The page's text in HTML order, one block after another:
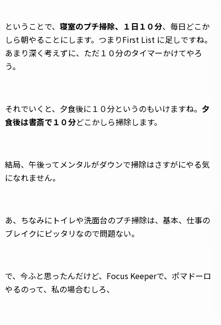
ということで、 寝室のプチ掃除、１日１０分、毎日どこか
しら朝やることにします。つまりFirst List に足しですね。
あまり深く考えずに、ただ１０分のタイマーかけてやろ
う。
それでいくと、夕食後に１０分というのもいけますね。 夕
食後は書斎で１０分どこかしら掃除します。
結局、午後ってメンタルがダウンで掃除はさすがにやる気
になれません。
あ、ちなみにトイレや洗面台のプチ掃除は、基本、仕事の
ブレイクにピッタリなので問題ない。
で、今ふと思ったんだけど、Focus Keeperで、ポマドーロ
やるのって、私の場合むしろ、